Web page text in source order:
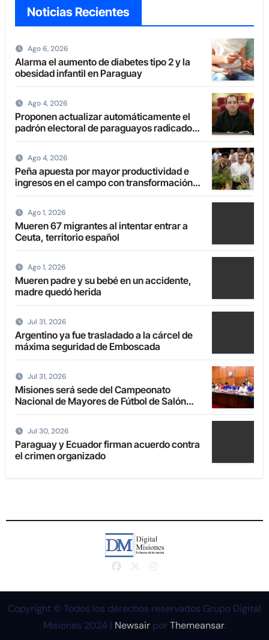
Noticias Recientes
Ago 6, 2026
Alarma el aumento de diabetes tipo 2 y la
obesidad infantil en Paraguay
Ago 4, 2026
Proponen actualizar automáticamente el
padrón electoral de paraguayos radicados
en el extranjero
Ago 4, 2026
Peña apuesta por mayor productividad e
ingresos en el campo con transformación
de la agricultura familiar
Ago 1, 2026
Mueren 67 migrantes al intentar entrar a
Ceuta, territorio español
Ago 1, 2026
Mueren padre y su bebé en un accidente,
madre quedó herida
Jul 31, 2026
Argentino ya fue trasladado a la cárcel de
máxima seguridad de Emboscada
Jul 31, 2026
Misiones será sede del Campeonato
Nacional de Mayores de Fútbol de Salón
2027
Jul 30, 2026
Paraguay y Ecuador firman acuerdo contra
el crimen organizado
Copyright © Todos los derechos reservados Grupo Digital
Misiones 2024 | Newsair porThemeansar.